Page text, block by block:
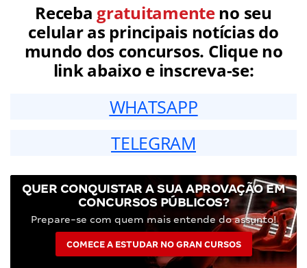
Receba gratuitamenteno seu
celular as principais notícias do
mundo dos concursos. Clique no
link abaixo e inscreva-se:
WHATSAPP
TELEGRAM
QUER CONQUISTAR A SUA APROVAÇÃO EM
CONCURSOS PÚBLICOS?
Prepare-se com quem mais entende do assunto!
COMECE A ESTUDAR NO GRAN CURSOS